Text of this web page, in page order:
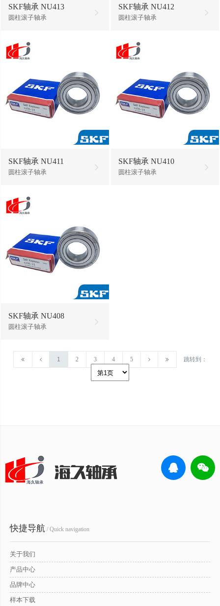
SKF轴承 NU413
圆柱滚子轴承
SKF轴承 NU412
圆柱滚子轴承
SKF轴承 NU411
圆柱滚子轴承
SKF轴承 NU410
圆柱滚子轴承
SKF轴承 NU408
圆柱滚子轴承
1 2 3 4 5 跳转到：
快捷导航 / Quick navigation
关于我们
产品中心
品牌中心
样本下载